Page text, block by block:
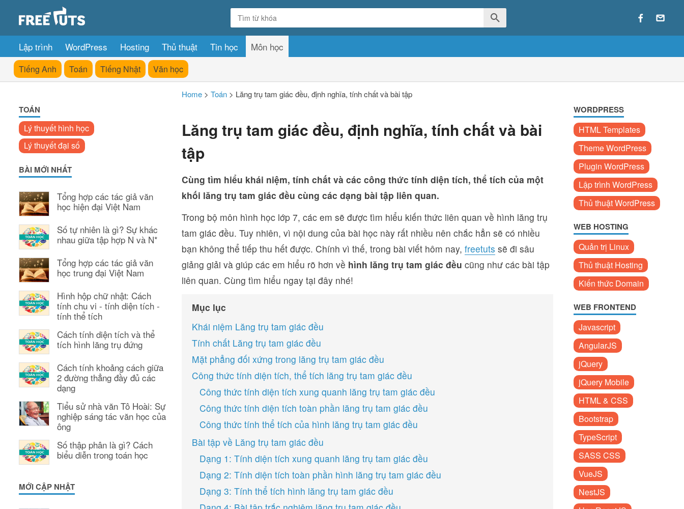
Lập trình WordPress Hosting Thủ thuật Tin học Môn học
Tiếng Anh Toán Tiếng Nhật Văn học
TOÁN
Lý thuyết hình học
Lý thuyết đại số
BÀI MỚI NHẤT
Tổng hợp các tác giả văn
học hiện đại Việt Nam
Số tự nhiên là gì? Sự khác
nhau giữa tập hợp N và N*
Tổng hợp các tác giả văn
học trung đại Việt Nam
Hình hộp chữ nhật: Cách
tính chu vi - tính diện tích -
tính thể tích
Cách tính diện tích và thể
tích hình lăng trụ đứng
Cách tính khoảng cách giữa
2 đường thẳng đầy đủ các
dạng
Tiểu sử nhà văn Tô Hoài: Sự
nghiệp sáng tác văn học của
ông
Số thập phân là gì? Cách
biểu diễn trong toán học
MỚI CẬP NHẬT
Home > Toán > Lăng trụ tam giác đều, định nghĩa, tính chất và bài tập
Lăng trụ tam giác đều, định nghĩa, tính chất và bài
tập
Cùng tìm hiểu khái niệm, tính chất và các công thức tính diện tích, thể tích của một
khối lăng trụ tam giác đều cùng các dạng bài tập liên quan.
Trong bộ môn hình học lớp 7, các em sẽ được tìm hiểu kiến thức liên quan về hình lăng trụ
tam giác đều. Tuy nhiên, vì nội dung của bài học này rất nhiều nên chắc hẳn sẽ có nhiều
bạn không thể tiếp thu hết được. Chính vì thế, trong bài viết hôm nay, freetuts sẽ đi sâu
giảng giải và giúp các em hiểu rõ hơn về hình lăng trụ tam giác đều cũng như các bài tập
liên quan. Cùng tìm hiểu ngay tại đây nhé!
Mục lục
Khái niệm Lăng trụ tam giác đều
Tính chất Lăng trụ tam giác đều
Mặt phẳng đối xứng trong lăng trụ tam giác đều
Công thức tính diện tích, thể tích lăng trụ tam giác đều
Công thức tính diện tích xung quanh lăng trụ tam giác đều
Công thức tính diện tích toàn phần lăng trụ tam giác đều
Công thức tính thể tích của hình lăng trụ tam giác đều
Bài tập về Lăng trụ tam giác đều
Dạng 1: Tính diện tích xung quanh lăng trụ tam giác đều
Dạng 2: Tính diện tích toàn phần hình lăng trụ tam giác đều
Dạng 3: Tính thể tích hình lăng trụ tam giác đều
WORDPRESS
HTML Templates
Theme WordPress
Plugin WordPress
Lập trình WordPress
Thủ thuật WordPress
WEB HOSTING
Quản trị Linux
Thủ thuật Hosting
Kiến thức Domain
WEB FRONTEND
Javascript
AngularJS
jQuery
jQuery Mobile
HTML & CSS
Bootstrap
TypeScript
SASS CSS
VueJS
NestJS